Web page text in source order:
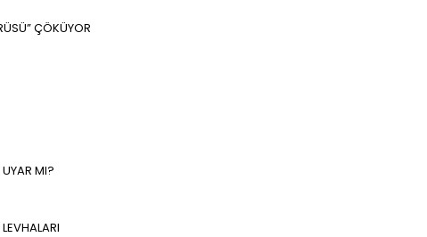
ÇÖKÜYOR
MI?